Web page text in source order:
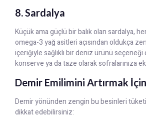
8. Sardalya
Küçük ama güçlü bir balık olan sardalya,
omega-3 yağ asitleri açısından oldukça
içeriğiyle sağlıklı bir deniz ürünü seçeneği
konserve ya da taze olarak sofralarınıza
Demir Emilimini Artırmak
Demir yönünden zengin bu besinleri
dikkat edebilirsiniz: